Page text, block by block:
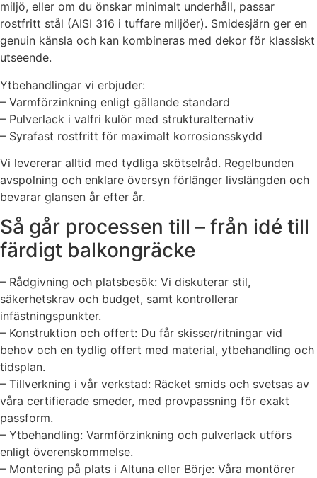
miljö, eller om du önskar minimalt underhåll, passar
rostfritt stål (AISI 316 i tuffare miljöer). Smidesjärn ger en
genuin känsla och kan kombineras med dekor för klassiskt
utseende.
Ytbehandlingar vi erbjuder:
– Varmförzinkning enligt gällande standard
– Pulverlack i valfri kulör med strukturalternativ
– Syrafast rostfritt för maximalt korrosionsskydd
Vi levererar alltid med tydliga skötselråd. Regelbunden
avspolning och enklare översyn förlänger livslängden och
bevarar glansen år efter år.
Så går processen till – från idé till
färdigt balkongräcke
– Rådgivning och platsbesök: Vi diskuterar stil,
säkerhetskrav och budget, samt kontrollerar
infästningspunkter.
– Konstruktion och offert: Du får skisser/ritningar vid
behov och en tydlig offert med material, ytbehandling och
tidsplan.
– Tillverkning i vår verkstad: Räcket smids och svetsas av
våra certifierade smeder, med provpassning för exakt
passform.
– Ytbehandling: Varmförzinkning och pulverlack utförs
enligt överenskommelse.
– Montering på plats i Altuna eller Börje: Våra montörer